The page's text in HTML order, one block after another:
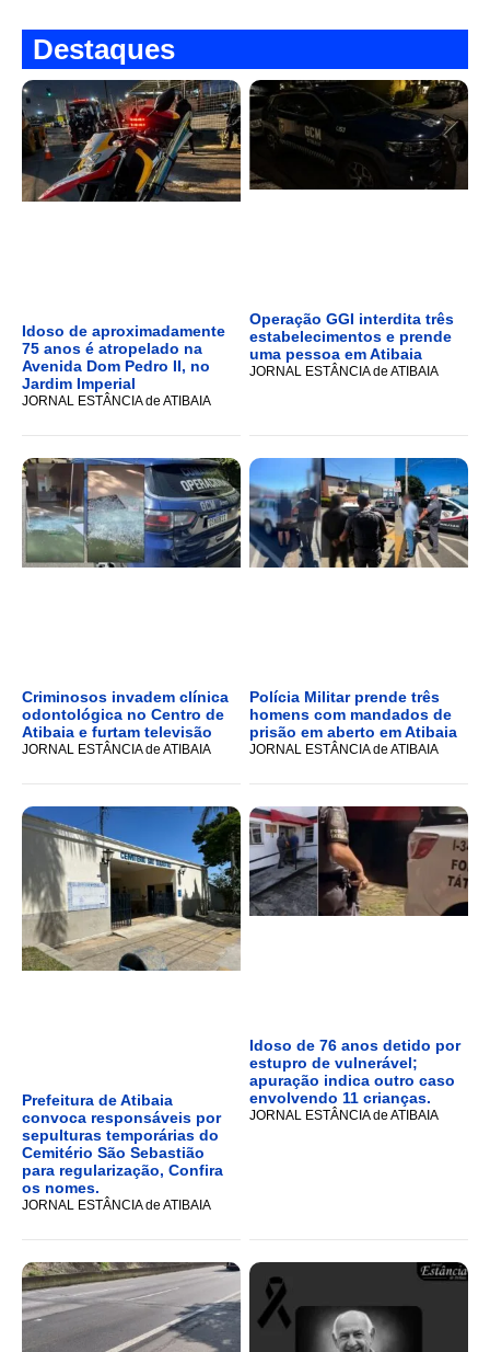
Destaques
Idoso de aproximadamente
75 anos é atropelado na
Avenida Dom Pedro II, no
Jardim Imperial
JORNAL ESTÂNCIA de ATIBAIA
Operação GGI interdita três
estabelecimentos e prende
uma pessoa em Atibaia
JORNAL ESTÂNCIA de ATIBAIA
Criminosos invadem clínica
odontológica no Centro de
Atibaia e furtam televisão
JORNAL ESTÂNCIA de ATIBAIA
Polícia Militar prende três
homens com mandados de
prisão em aberto em Atibaia
JORNAL ESTÂNCIA de ATIBAIA
Prefeitura de Atibaia
convoca responsáveis por
sepulturas temporárias do
Cemitério São Sebastião
para regularização, Confira
os nomes.
JORNAL ESTÂNCIA de ATIBAIA
Idoso de 76 anos detido por
estupro de vulnerável;
apuração indica outro caso
envolvendo 11 crianças.
JORNAL ESTÂNCIA de ATIBAIA